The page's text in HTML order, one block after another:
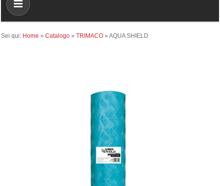
Sei qui: Home » Catalogo » TRIMACO » AQUA SHIELD